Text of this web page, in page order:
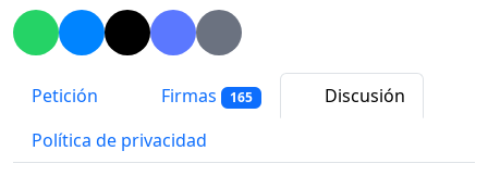
Petición Firmas 165
Discusión
Política de privacidad